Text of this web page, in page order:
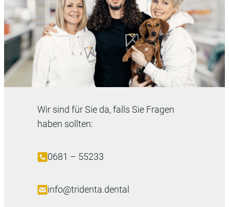
Wir sind für Sie da, falls Sie Fragen
haben sollten:
0681 – 55233
info@tridenta.dental